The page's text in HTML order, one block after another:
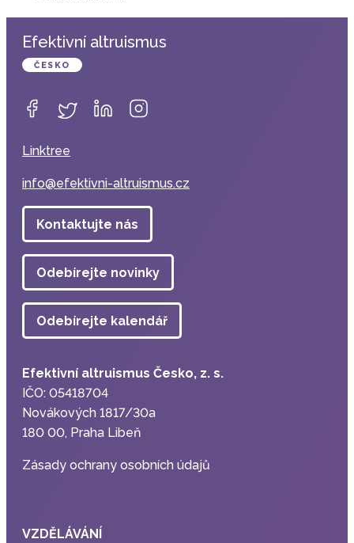
Efektivní altruismus
ČESKO
Linktree
info@efektivni-altruismus.cz
Kontaktujte nás
Odebírejte novinky
Odebírejte kalendář
Efektivní altruismus Česko, z. s.
IČO: 05418704
Novákových 1817/30a
180 00, Praha Libeň
Zásady ochrany osobních údajů
VZDĚLÁVÁNÍ